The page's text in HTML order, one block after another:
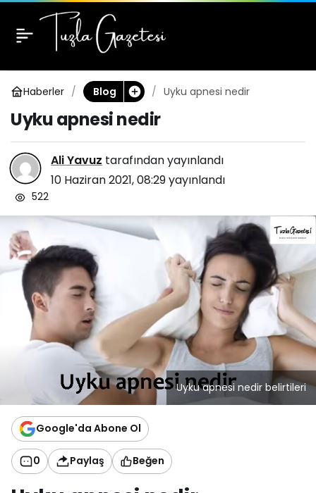
Haberler Blog Uyku apnesi nedir
Uyku apnesi nedir
Ali Yavuz tarafından yayınlandı
10 Haziran 2021, 08:29yayınlandı
522
Uyku apnesi nedir belirtileri
Google'da Abone Ol
0 Paylaş Beğen
Uyku apnesi nedir